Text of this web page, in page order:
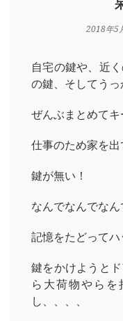
2018年5
自宅の鍵や、近
の鍵、そしてうっ
ぜんぶまとめてキ
仕事のため家を出
鍵が無い！
なんでなんでなん
記憶をたどって
鍵をかけようと
ら大荷物やら
し、、、、